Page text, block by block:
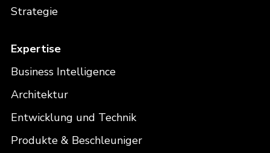
Strategie
Expertise
Business Intelligence
Architektur
Entwicklung und Technik
Produkte & Beschleuniger